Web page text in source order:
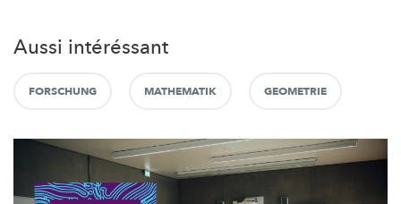
Aussi intéréssant
FORSCHUNG MATHEMATIK GEOMETRIE